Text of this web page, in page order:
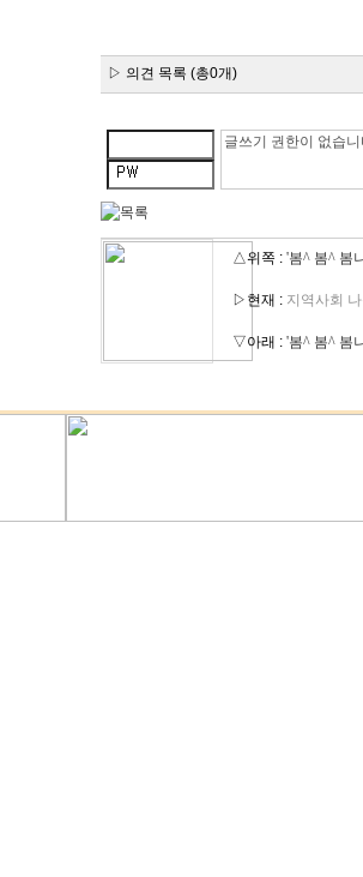
▷ 의견 목록 (총0개)
△위쪽 : '봄^ 봄^ 봄
▷현재 : 지역사회
▽아래 : '봄^ 봄^ 봄